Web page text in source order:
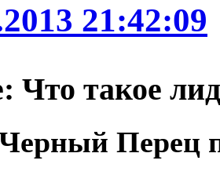
21:42:09
Что такое
Перец